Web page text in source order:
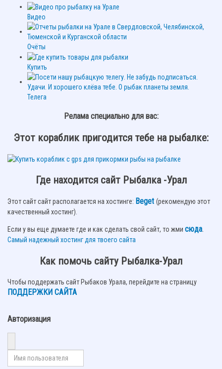
Видео
Очёты
Купить
Телега
Релама специально для вас:
Этот кораблик пригодится тебе на рыбалке:
Где находится сайт Рыбалка -Урал
Этот сайт сайт располагается на хостинге: Beget (рекомендую этот
качественный хостинг).
Если у вы еще думаете где и как сделать свой сайт, то жми сюда.
Самый надежный хостинг для твоего сайта
Как помочь сайту Рыбалка-Урал
Чтобы поддержать сайт Рыбаков Урала, перейдите на страницу
ПОДДЕРЖКИ САЙТА
Авторизация